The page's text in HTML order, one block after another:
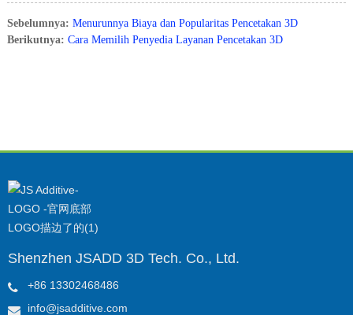
Sebelumnya: Menurunnya Biaya dan Popularitas Pencetakan 3D
Berikutnya: Cara Memilih Penyedia Layanan Pencetakan 3D
Shenzhen JSADD 3D Tech. Co., Ltd.
+86 13302468486
info@jsadditive.com